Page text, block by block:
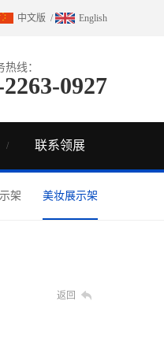
中文版 / English
热线：
2263-0927
联系领展
架 美妆展示架
返回